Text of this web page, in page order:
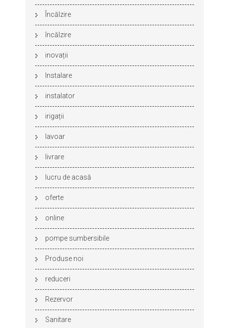
Încălzire
încălzire
inovații
Instalare
instalator
irigații
lavoar
livrare
lucru de acasă
oferte
online
pompe sumbersibile
Produse noi
reduceri
Rezervor
Sanitare